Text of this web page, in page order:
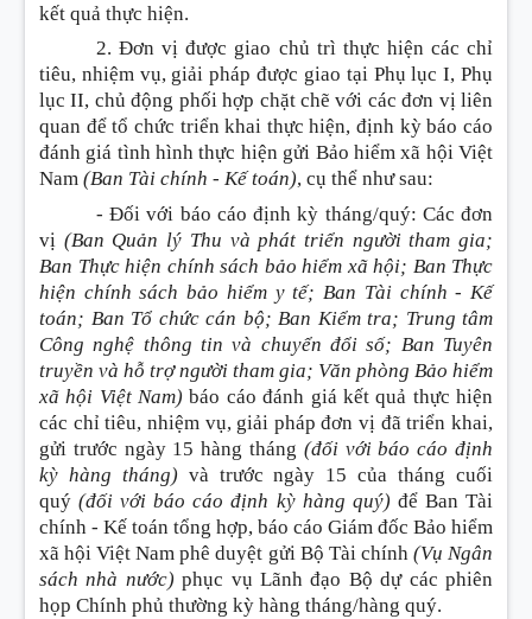
kết quả thực hiện.
2. Đơn vị được giao chủ trì thực hiện các chỉ
tiêu, nhiệm vụ, giải pháp được giao tại Phụ lục I, Phụ
lục II, chủ động phối hợp chặt chẽ với các đơn vị liên
quan để tổ chức triển khai thực hiện, định kỳ báo cáo
đánh giá tình hình thực hiện gửi Bảo hiểm xã hội Việt
Nam (Ban Tài chính - Kế toán), cụ thể như sau:
- Đối với báo cáo định kỳ tháng/quý: Các đơn
vị (Ban Quản lý Thu và phát triển người tham gia;
Ban Thực hiện chính sách bảo hiểm xã hội; Ban Thực
hiện chính sách bảo hiểm y tế; Ban Tài chính - Kế
toán; Ban Tổ chức cán bộ; Ban Kiểm tra; Trung tâm
Công nghệ thông tin và chuyển đổi số; Ban Tuyên
truyền và hỗ trợ người tham gia; Văn phòng Bảo hiểm
xã hội Việt Nam) báo cáo đánh giá kết quả thực hiện
các chỉ tiêu, nhiệm vụ, giải pháp đơn vị đã triển khai,
gửi trước ngày 15 hàng tháng (đối với báo cáo định
kỳ hàng tháng)và trước ngày 15 của tháng cuối
quý(đối với báo cáo định kỳ hàng quý)để Ban Tài
chính - Kế toán tổng hợp, báo cáo Giám đốc Bảo hiểm
xã hội Việt Nam phê duyệt gửi Bộ Tài chính (Vụ Ngân
sách nhà nước)phục vụ Lãnh đạo Bộ dự các phiên
họp Chính phủ thường kỳ hàng tháng/hàng quý.